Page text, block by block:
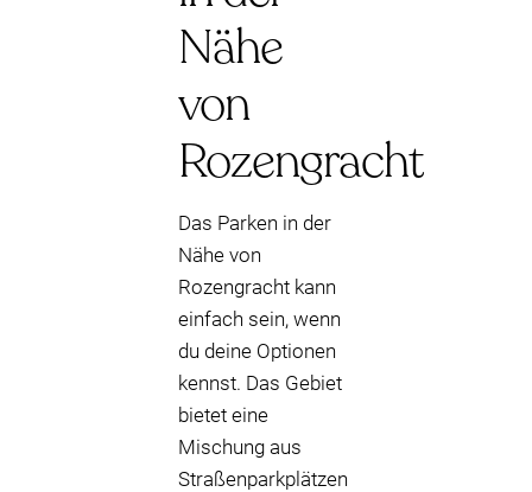
Nähe
von
Rozengracht
Das Parken in der
Nähe von
Rozengracht kann
einfach sein, wenn
du deine Optionen
kennst. Das Gebiet
bietet eine
Mischung aus
Straßenparkplätzen